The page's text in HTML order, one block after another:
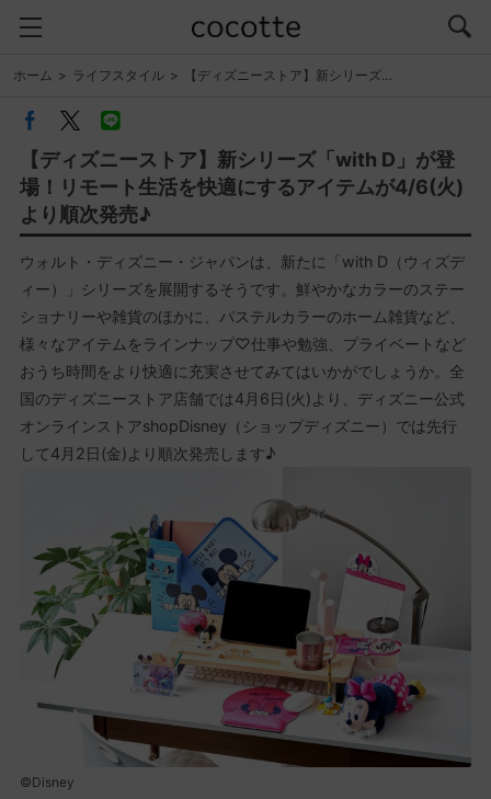
ホーム ライフスタイル 【ディズニーストア】新シリーズ…
【ディズニーストア】新シリーズ「with D」が登
場！リモート生活を快適にするアイテムが4/6(火)
より順次発売♪
ウォルト・ディズニー・ジャパンは、新たに「with D（ウィズデ
ィー）」シリーズを展開するそうです。鮮やかなカラーのステー
ショナリーや雑貨のほかに、パステルカラーのホーム雑貨など、
様々なアイテムをラインナップ♡仕事や勉強、プライベートなど
おうち時間をより快適に充実させてみてはいかがでしょうか。全
国のディズニーストア店舗では4月6日(火)より、ディズニー公式
オンラインストアshopDisney（ショップディズニー）では先行
して4月2日(金)より順次発売します♪
©Disney